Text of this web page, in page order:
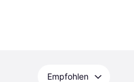
Empfohlen